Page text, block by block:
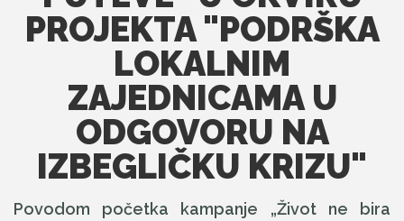
PROJEKTA "PODRŠKA
LOKALNIM
ZAJEDNICAMA U
ODGOVORU NA
IZBEGLIČKU KRIZU"
Povodom početka kampanje „Život ne bira